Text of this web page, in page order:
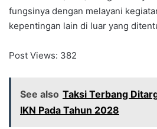
fungsinya dengan melayani
kepentingan lain di luar yang
Post Views: 382
See also Taksi Terbang
IKN Pada Tahun 2028